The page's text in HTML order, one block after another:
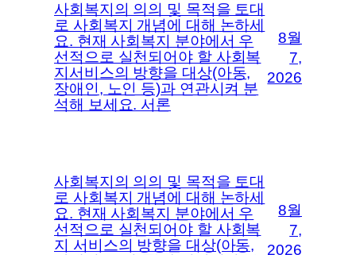
사회복지의 의의 및 목적을 토대
로 사회복지 개념에 대해 논하세
요. 현재 사회복지 분야에서 우
선적으로 실천되어야 할 사회복
지서비스의 방향을 대상(아동,
장애인, 노인 등)과 연관시켜 분
석해 보세요. 서론
8월
7,
2026
사회복지의 의의 및 목적을 토대
로 사회복지 개념에 대해 논하세
요. 현재 사회복지 분야에서 우
선적으로 실천되어야 할 사회복
지 서비스의 방향을 대상(아동,
8월
7,
2026